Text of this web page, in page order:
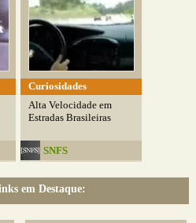
Curiosidades
Alta Velocidade em
Estradas Brasileiras
SNFS
em Destaque: